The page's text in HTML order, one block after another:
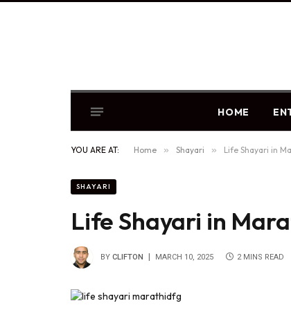
HOME
YOU ARE AT: Home » Shayari » Life Shayari in
SHAYARI
Life Shayari in
BY CLIFTON MARCH 10, 2025 2 MINS READ